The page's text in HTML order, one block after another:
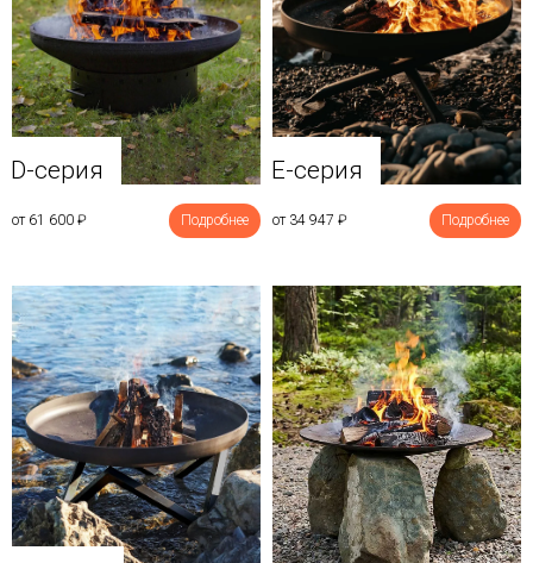
D-серия
от 61 600 ₽ Подробнее
E-серия
от 34 947 ₽ Подробнее